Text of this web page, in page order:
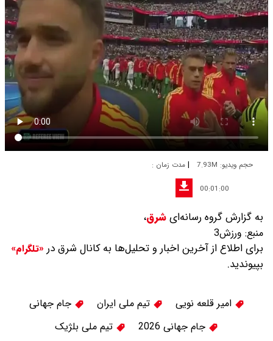
حجم ویدیو: 7.93M | مدت زمان :
00:01:00
به گزارش گروه رسانه‌ایشرق،
منبع: ورزش3
برای اطلاع از آخرین اخبار و تحلیل‌ها به کانال شرق در «تلگرام»
بپیوندید.
امیر قلعه نویی تیم ملی ایران
جام جهانی
جام جهانی 2026
تیم ملی بلژیک